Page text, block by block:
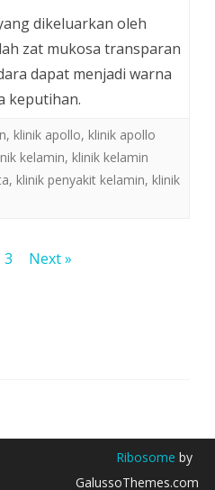
dikeluarkan oleh
zat mukosa transparan
dapat menjadi warna
keputihan.
, klinik apollo, klinik apollo
kelamin, klinik kelamin
, klinik penyakit kelamin, klinik
3 Next »
Ribosome by
GalussoThemes.com